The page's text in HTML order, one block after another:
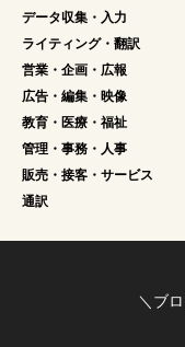
データ収集・入力
ライティング・翻訳
営業・企画・広報
広告・編集・映像
教育・医療・福祉
管理・事務・人事
販売・接客・サービス
通訳
＼ブ